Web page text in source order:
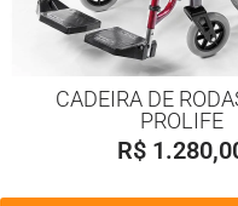
CADEIRA DE
PROLIFE
R$